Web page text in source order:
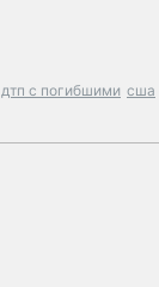
дтп с погибшими сша